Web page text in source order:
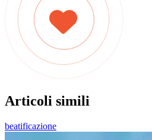
Articoli simili
beatificazione